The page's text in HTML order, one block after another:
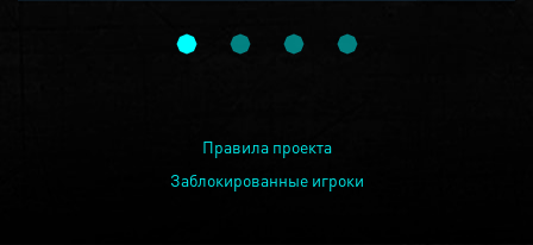
Правила проекта
Заблокированные игроки